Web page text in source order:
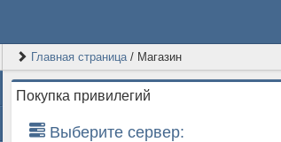
Главная страница/ Магазин
Покупка привилегий
Выберите сервер: